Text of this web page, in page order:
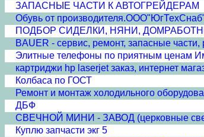
ЗАПАСНЫЕ ЧАСТИ К АВТОГРЕЙДЕРАМ
Обувь от
ПОДБОР СИДЕЛКИ, НЯНИ,
BAUER - сервис, ремонт, запасные
Элитные телефоны по приятным ценам
картриджи hp laserjet заказ, интернет
Колбаса по ГОСТ
Ремонт и монтаж холодильного
ДБФ
СВЕЧНОЙ МИНИ - ЗАВОД (церковные
Куплю запчасти экг 5